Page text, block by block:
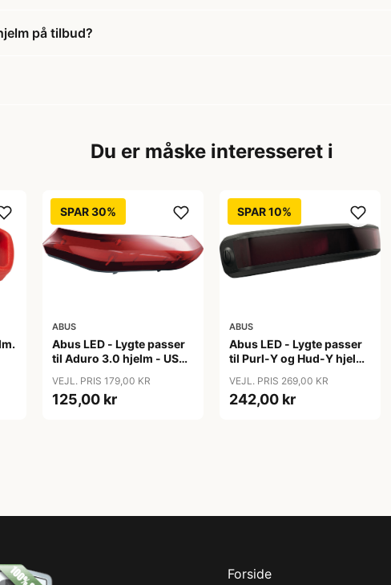
på tilbud?
Du er måske interesseret i
SPAR 30%
ABUS
Abus LED - Lygte passer
til Aduro 3.0 hjelm - USB
VEJL. PRIS 179,00 KR
125,00 kr
SPAR 10%
ABUS
Abus LED - Lygte passer
til Purl-Y og Hud-Y hjelm
VEJL. PRIS 269,00 KR
242,00 kr
Forside